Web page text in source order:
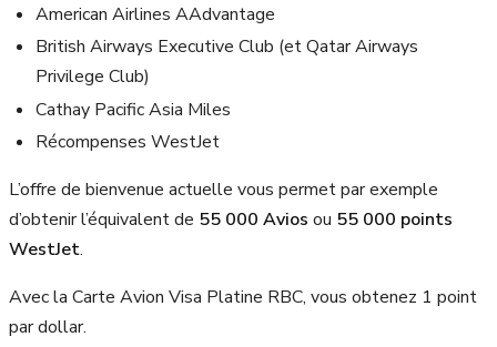
American Airlines AAdvantage
British Airways Executive Club (et Qatar Airways
Privilege Club)
Cathay Pacific Asia Miles
Récompenses WestJet
L’offre de bienvenue actuelle vous permet par exemple
d’obtenir l’équivalent de 55 000 Avios ou 55 000 points
WestJet.
Avec la Carte Avion Visa Platine RBC, vous obtenez 1 point
par dollar.